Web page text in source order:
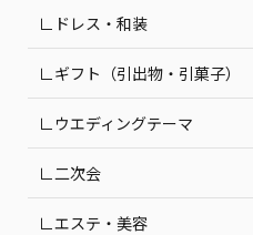
∟ドレス・和装
∟ギフト（引出物・引菓子）
∟ウエディングテーマ
∟二次会
∟エステ・美容